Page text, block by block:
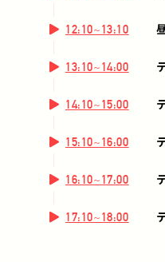
12:10~13:10
13:10~14:00
14:10~15:00
15:10~16:00
16:10~17:00
17:10~18:00